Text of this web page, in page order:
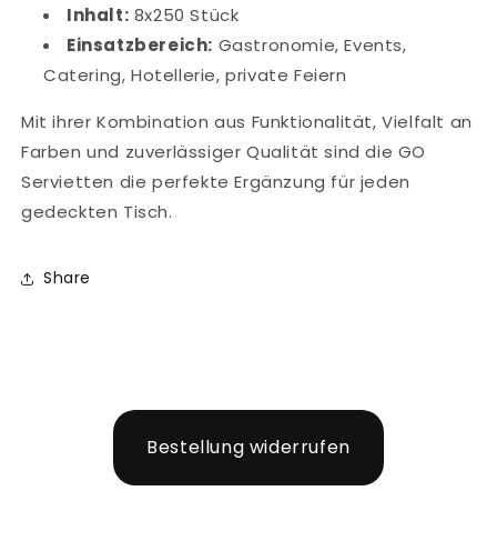
Inhalt: 8x250 Stück
Einsatzbereich: Gastronomie, Events,
Catering, Hotellerie, private Feiern
Mit ihrer Kombination aus Funktionalität, Vielfalt an
Farben und zuverlässiger Qualität sind die GO
Servietten die perfekte Ergänzung für jeden
gedeckten Tisch.
Share
Bestellung widerrufen